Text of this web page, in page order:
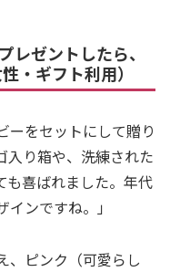
レゼントしたら、
・ギフト利用）
ーをセットにして贈り
入り箱や、洗練された
も喜ばれました。年代
ンですね。」
、ピンク（可愛らし